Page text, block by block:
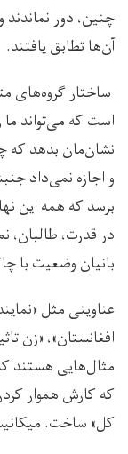
چنین، دور
آن‌ها تطابق یافتند.
ساختار گروه‌های
است که می‌تواند
نشان‌مان بدهد که
و اجازه نمی‌داد
برسد که همه این
در قدرت، طالبان،
بانیان وضعیت با
عناوینی مثل
افغانستان»، «زن
مثال‌هایی هستند
که کارش هموار
کل» ساخت.